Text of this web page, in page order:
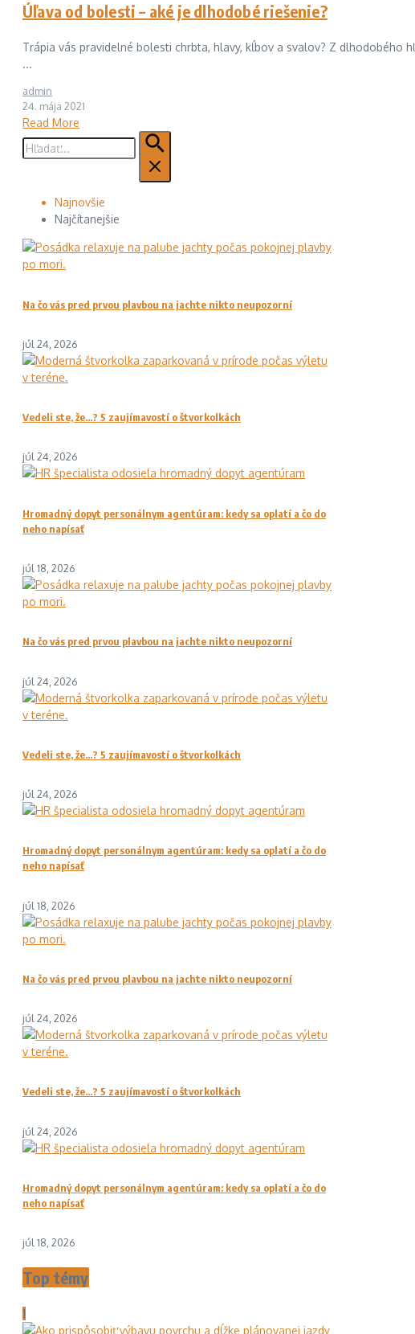
Úľava od bolesti – aké je dlhodobé riešenie?
Trápia vás pravidelné bolesti chrbta, hlavy, kĺbov a svalov? Z dlhodobého
...
admin
24. mája 2021
Read More
Hľadať:
Najnovšie
Najčítanejšie
Na čo vás pred prvou plavbou na jachte nikto neupozorní
júl 24, 2026
Vedeli ste, že…? 5 zaujímavostí o štvorkolkách
júl 24, 2026
Hromadný dopyt personálnym agentúram: kedy sa oplatí a čo do
neho napísať
júl 18, 2026
Na čo vás pred prvou plavbou na jachte nikto neupozorní
júl 24, 2026
Vedeli ste, že…? 5 zaujímavostí o štvorkolkách
júl 24, 2026
Hromadný dopyt personálnym agentúram: kedy sa oplatí a čo do
neho napísať
júl 18, 2026
Na čo vás pred prvou plavbou na jachte nikto neupozorní
júl 24, 2026
Vedeli ste, že…? 5 zaujímavostí o štvorkolkách
júl 24, 2026
Hromadný dopyt personálnym agentúram: kedy sa oplatí a čo do
neho napísať
júl 18, 2026
Top témy
1